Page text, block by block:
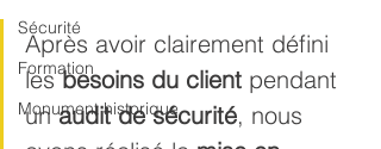
Sécurité
Formation
Monument historique
Après avoir clairement défini
les besoins du client pendant
un audit de sécurité, nous